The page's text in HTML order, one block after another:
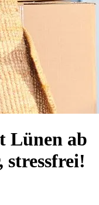
Lünen ab
stressfrei!